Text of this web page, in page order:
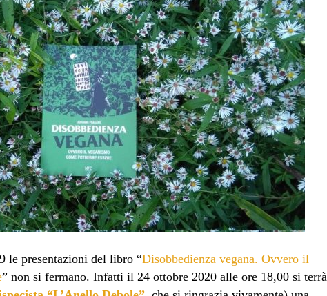
le presentazioni del libro “Disobbedienza vegana. Ovvero il
” non si fermano. Infatti il 24 ottobre 2020 alle ore 18,00 si terrà